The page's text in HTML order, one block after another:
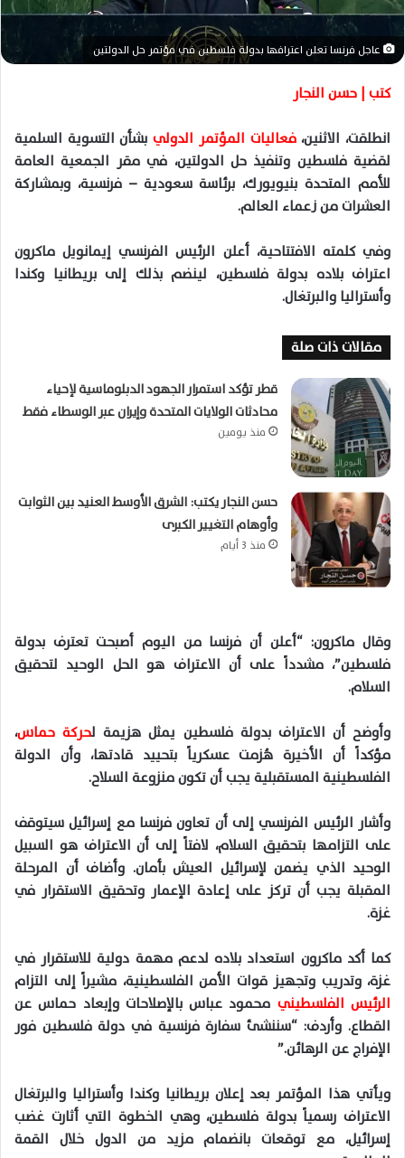
ك
ر
ن
عاجل فرنسا تعلن اعترافها بدولة فلسطين في مؤتمر حل الدولتين
كتب | حسن النجار
انطلقت، الاثنين،فعاليات المؤتمر الدوليبشأن التسوية السلمية
لقضية فلسطين وتنفيذ حل الدولتين، في مقر الجمعية العامة
للأمم المتحدة بنيويورك، برئاسة سعودية – فرنسية، وبمشاركة
العشرات من زعماء العالم.
وفي كلمته الافتتاحية، أعلن الرئيس الفرنسي إيمانويل ماكرون
اعتراف بلاده بدولة فلسطين، لينضم بذلك إلى بريطانيا وكندا
وأستراليا والبرتغال.
مقالات ذات صلة
قطر تؤكد استمرار الجهود الدبلوماسية لإحياء
محادثات الولايات المتحدة وإيران عبر الوسطاء فقط
منذ يومين
حسن النجار يكتب: الشرق الأوسط العنيد بين الثوابت
وأوهام التغيير الكبرى
منذ 3 أيام
وقال ماكرون: “أعلن أن فرنسا من اليوم أصبحت تعترف بدولة
فلسطين”، مشدداً على أن الاعتراف هو الحل الوحيد لتحقيق
السلام.
وأوضح أن الاعتراف بدولة فلسطين يمثل هزيمة لحركة حماس،
مؤكداً أن الأخيرة هُزمت عسكرياً بتحييد قادتها، وأن الدولة
الفلسطينية المستقبلية يجب أن تكون منزوعة السلاح.
وأشار الرئيس الفرنسي إلى أن تعاون فرنسا مع إسرائيل سيتوقف
على التزامها بتحقيق السلام، لافتاً إلى أن الاعتراف هو السبيل
الوحيد الذي يضمن لإسرائيل العيش بأمان. وأضاف أن المرحلة
المقبلة يجب أن تركز على إعادة الإعمار وتحقيق الاستقرار في
غزة.
كما أكد ماكرون استعداد بلاده لدعم مهمة دولية للاستقرار في
غزة، وتدريب وتجهيز قوات الأمن الفلسطينية، مشيراً إلى التزام
الرئيس الفلسطيني محمود عباس بالإصلاحات وإبعاد حماس عن
القطاع. وأردف: “سننشئ سفارة فرنسية في دولة فلسطين فور
الإفراج عن الرهائن.”
ويأتي هذا المؤتمر بعد إعلان بريطانيا وكندا وأستراليا والبرتغال
الاعتراف رسمياً بدولة فلسطين، وهي الخطوة التي أثارت غضب
إسرائيل، مع توقعات بانضمام مزيد من الدول خلال القمة